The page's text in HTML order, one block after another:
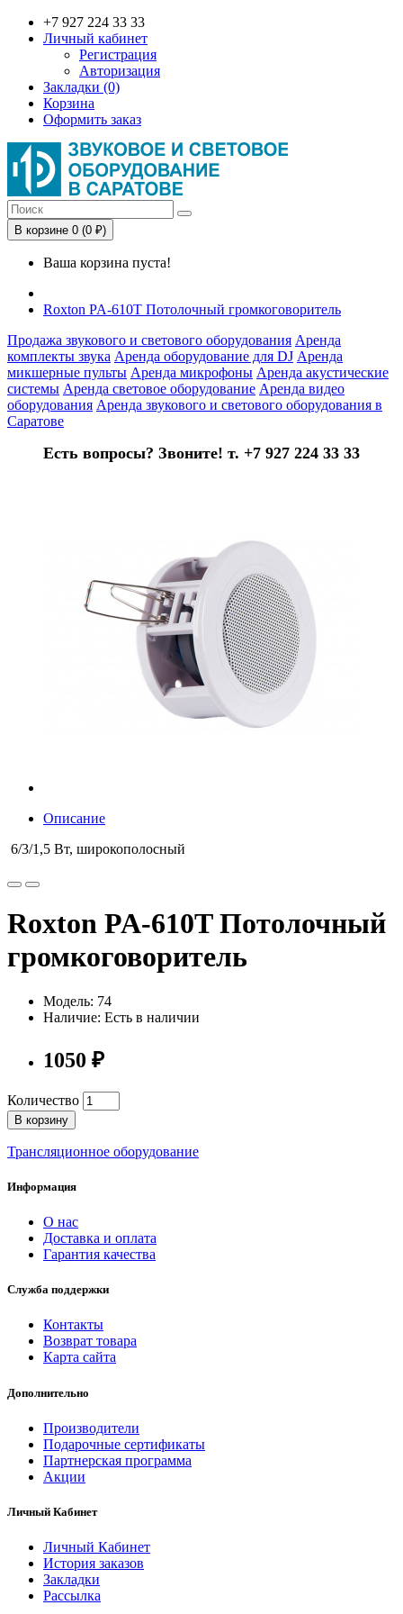
+7 927 224 33 33
Личный кабинет
Регистрация
Авторизация
Закладки (0)
Корзина
Оформить заказ
В корзине 0 (0 ₽)
Ваша корзина пуста!
Roxton PA-610T Потолочный громкоговоритель
Продажа звукового и светового оборудования Аренда
комплекты звука Аренда оборудование для DJ Аренда
микшерные пульты Аренда микрофоны Аренда акустические
системы Аренда световое оборудование Аренда видео
оборудования Аренда звукового и светового оборудования в
Саратове
Есть вопросы? Звоните! т. +7 927 224 33 33
Описание
6/3/1,5 Вт, широкополосный
Roxton PA-610T Потолочный
громкоговоритель
Модель: 74
Наличие: Есть в наличии
1050 ₽
Количество
В корзину
Трансляционное оборудование
Информация
О нас
Доставка и оплата
Гарантия качества
Служба поддержки
Контакты
Возврат товара
Карта сайта
Дополнительно
Производители
Подарочные сертификаты
Партнерская программа
Акции
Личный Кабинет
Личный Кабинет
История заказов
Закладки
Рассылка